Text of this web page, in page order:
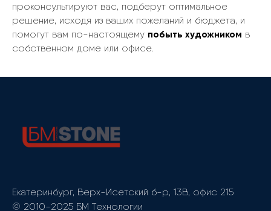
проконсультируют вас, подберут оптимальное
решение, исходя из ваших пожеланий и бюджета, и
помогут вам по-настоящему побыть художником в
собственном доме или офисе.
Екатеринбург, Верх-Исетский б-р, 13В, офис 215
© 2010-2025 БМ Технологии